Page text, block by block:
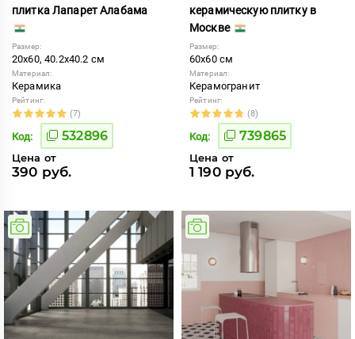
плитка Лапарет Алабама
Размер:
20x60, 40.2x40.2 см
Материал:
Керамика
Рейтинг:
(7)
Код: 532896
Цена от
390 руб.
керамическую плитку в
Москве
Размер:
60x60 см
Материал:
Керамогранит
Рейтинг:
(8)
Код: 739865
Цена от
1 190 руб.